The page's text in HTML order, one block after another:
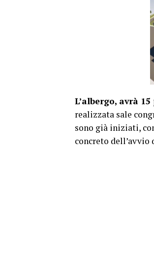
L’albergo, avrà
realizzata sale
sono già iniziati,
concreto dell’avvio